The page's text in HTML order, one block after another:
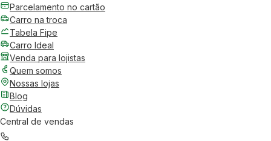
Parcelamento no cartão
Carro na troca
Tabela Fipe
Carro Ideal
Venda para lojistas
Quem somos
Nossas lojas
Blog
Dúvidas
Central de vendas